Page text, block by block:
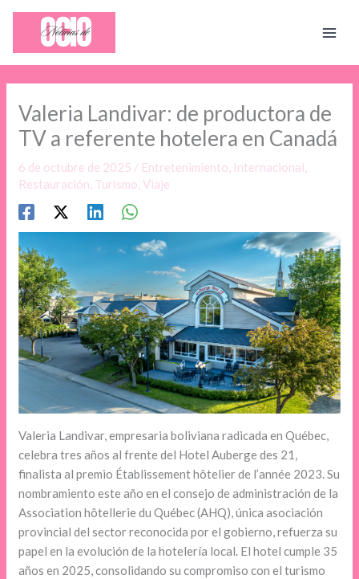
contenido
Valeria Landivar: de productora de
TV a referente hotelera en Canadá
6 de octubre de 2025 / Entretenimiento, Internacional,
Restauración, Turismo,Viaje
Valeria Landivar, empresaria boliviana radicada en Québec,
celebra tres años al frente del Hotel Auberge des 21,
finalista al premio Établissement hôtelier de l’année 2023. Su
nombramiento este año en el consejo de administración de la
Association hôtellerie du Québec (AHQ), única asociación
provincial del sector reconocida por el gobierno, refuerza su
papel en la evolución de la hotelería local. El hotel cumple 35
años en 2025, consolidando su compromiso con el turismo